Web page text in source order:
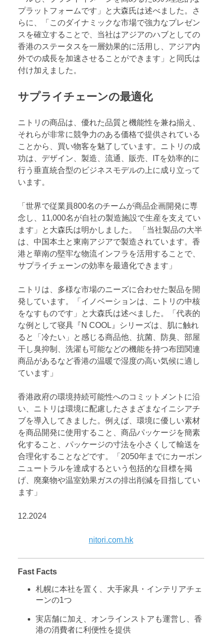
プラットフォームです」と大森氏は述べました。さ
らに、「このダイナミックな市場で強力なプレゼン
スを確立することで、当社はアジアのハブとしての
香港のステータスを一層効果的に活用し、アジア内
外での成長を加速させることができます」と同氏は
付け加えました。
サプライチェーンの最適化
ニトリの商品は、優れた品質と機能性を兼ね揃え、
それらが非常に競争力のある価格で提供されている
ことから、買い物客を魅了しています。ニトリの成
功は、デザイン、製造、流通、販売、ITを効率的に
行う垂直統合型のビジネスモデルの上に成り立って
います。
「世界で従業員800名のチームが商品企画開発に専
念し、11,000名が自社の製造施設で生産を支えてい
ます」と大森氏は明かしました。 「当社製品の大半
は、中国本土と東南アジアで製造されています。香
港と華南の堅牢な物流インフラを活用することで、
サプライチェーンの効率を最適化できます」
ニトリは、多様な市場のニーズに合わせた製品を開
発しています。「イノベーションは、ニトリの中核
をなすものです」と大森氏は述べました。「代表的
な例として寝具『N COOL』シリーズは、肌に触れ
ると「冷たい」と感じる商品他、抗菌、防臭、部屋
干し臭抑制、洗濯も可能などの機能を持つ布団関連
商品があるなど香港の温暖で湿度の高い気候に適し
ています」
香港政府の環境持続可能性へのコミットメントに沿
い、ニトリは環境に配慮したさまざまなイニシアチ
ブを導入してきました。例えば、環境に優しい素材
を商品開発に使用すること、商品パッケージを簡素
化すること、パッケージの寸法を小さくして輸送を
合理化することなどです。「2050年までにカーボン
ニュートラルを達成するという包括的な目標を掲
げ、廃棄物や温室効果ガスの排出削減を目指してい
ます」
12.2024
nitori.com.hk
Fast Facts
札幌に本社を置く、大手家具・インテリアチェ
ーンの1つ
実店舗に加え、オンラインストアも運営し、香
港の消費者に利便性を提供